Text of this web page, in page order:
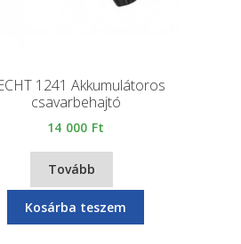
1241 Akkumulátoros
csavarbehajtó
14 000 Ft
Tovább
Kosárba teszem